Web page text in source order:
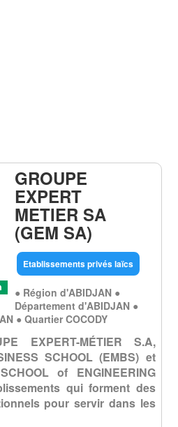
GROUPE
EXPERT
METIER SA
(GEM SA)
Etablissements privés laïcs
● Région d'ABIDJAN ●
Département d'ABIDJAN ●
● Quartier COCODY
EXPERT-MÉTIER S.A,
SCHOOL (EMBS) et
of ENGINEERING
qui forment des
pour servir dans les